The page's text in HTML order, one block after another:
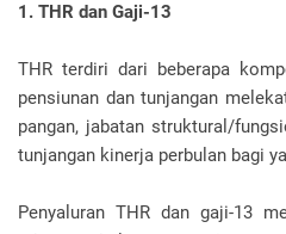
1. THR dan Gaji-13
THR terdiri dari beberapa
pensiunan dan tunjangan
pangan, jabatan struktural/
tunjangan kinerja perbulan bagi
Penyaluran THR dan gaji-13